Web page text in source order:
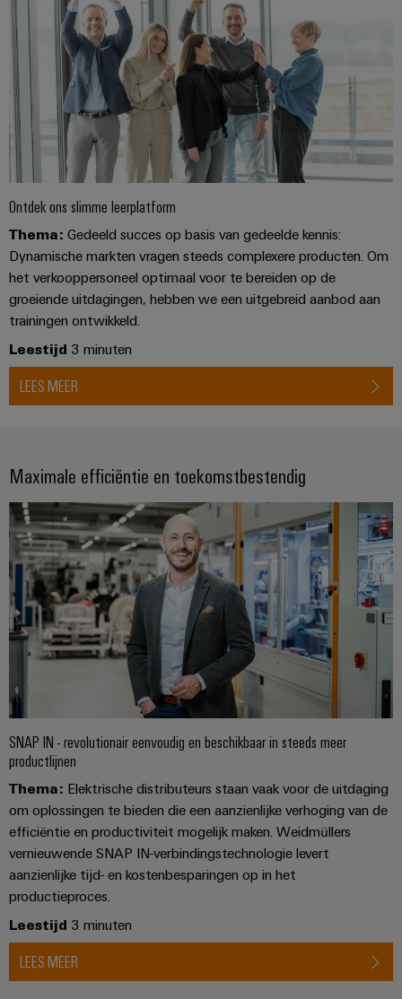
Windenergie
Operationele
excellentie
in
windenergie
Waterstof
Waterstof
als
belangrijke
technologie
voor
de
energietransitie
Service
Gemodificeerde
en
geassembleerde
behuizingen
Op-
maat-
gemaakte
kabelassemblages
Gemonteerde
eindrails
Praktische
innovaties.
Weidmüller
Configurator
Digitale
engineering van
het volgende
niveau - intuïtief,
Ontdek ons slimme leerplatform
Thema: Gedeeld succes op basis van gedeelde kennis:
Dynamische markten vragen steeds complexere producten. Om
het verkooppersoneel optimaal voor te bereiden op de
groeiende uitdagingen, hebben we een uitgebreid aanbod aan
trainingen ontwikkeld.
Leestijd 3 minuten
LEES MEER
Maximale efficiëntie en toekomstbestendig
SNAP IN - revolutionair eenvoudig en beschikbaar in steeds meer
productlijnen
Thema: Elektrische distributeurs staan vaak voor de uitdaging
om oplossingen te bieden die een aanzienlijke verhoging van de
efficiëntie en productiviteit mogelijk maken. Weidmüllers
vernieuwende SNAP IN-verbindingstechnologie levert
aanzienlijke tijd- en kostenbesparingen op in het
productieproces.
Leestijd 3 minuten
LEES MEER